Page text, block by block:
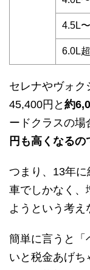
4.5L
6.0L超
セレナやヴォク
45,400円と 約
ードクラスの場
円も高くなるの
つまり、13年
車でしかなく、
ようという考え
簡単に言うと「
いと税金あげち